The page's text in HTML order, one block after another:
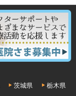
茨城県
栃木県